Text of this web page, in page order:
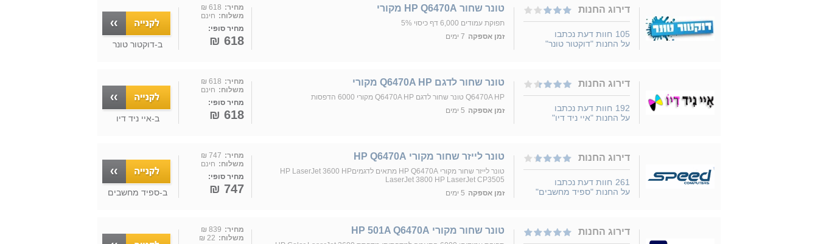
דירוג החנות
105 חוות דעת נכתבו
על החנות "דוקטור טונר"
טונר ‏שחור HP Q6470A מקורי
תפוקת עמודים 6,000 דף כיסוי 5%
זמן אספקה 7 ימים
מחיר: 618 ₪
משלוח: חינם
מחיר סופי:
618 ₪ ב-דוקטור טונר
דירוג החנות
192 חוות דעת נכתבו
על החנות "איי ניד דיו"
טונר שחור לדגם Q6470A HP מקורי
Q6470A HP טונר שחור לדגם Q6470A HP מקורי 6000 הדפסות
זמן אספקה 5 ימים
מחיר: 618 ₪
משלוח: חינם
מחיר סופי:
618 ₪ ב-איי ניד דיו
דירוג החנות
261 חוות דעת נכתבו
על החנות "ספיד מחשבים"
טונר לייזר שחור מקורי HP Q6470A
טונר לייזר שחור מקורי HP Q6470A מתאים לדגמיםHP LaserJet 3600 HP
LaserJet 3800 HP LaserJet CP3505
זמן אספקה 5 ימים
מחיר: 747 ₪
משלוח: חינם
מחיר סופי:
747 ₪ ב-ספיד מחשבים
דירוג החנות טונר שחור מקורי HP 501A Q6470A מחיר: 839 ₪
משלוח: 22 ₪